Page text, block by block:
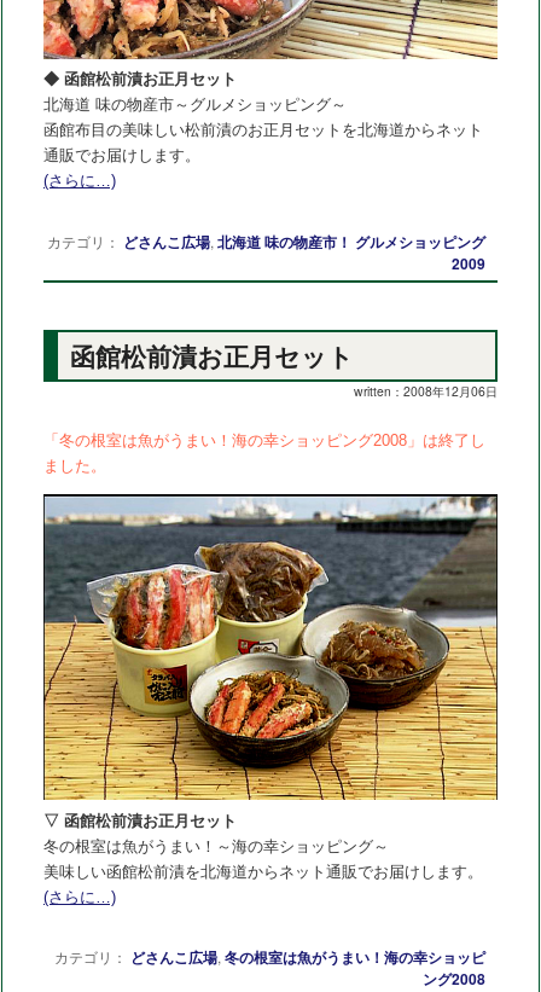
◆ 函館松前漬お正月セット
北海道 味の物産市～グルメショッピング～
函館布目の美味しい松前漬のお正月セットを北海道からネット
通販でお届けします。
(さらに…)
カテゴリ： どさんこ広場,北海道 味の物産市！ グルメショッピング
2009
函館松前漬お正月セット
written：2008年12月06日
「冬の根室は魚がうまい！海の幸ショッピング2008」は終了し
ました。
▽ 函館松前漬お正月セット
冬の根室は魚がうまい！～海の幸ショッピング～
美味しい函館松前漬を北海道からネット通販でお届けします。
(さらに…)
カテゴリ： どさんこ広場,冬の根室は魚がうまい！海の幸ショッピ
ング2008